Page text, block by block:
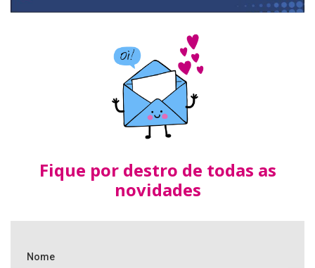
Fique por destro de todas as
novidades
Nome